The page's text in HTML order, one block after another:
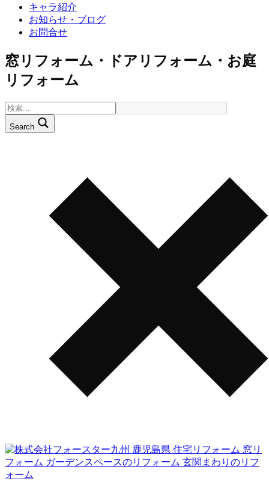
キャラ紹介
お知らせ・ブログ
お問合せ
窓リフォーム・ドアリフォーム・お庭
リフォーム
Search